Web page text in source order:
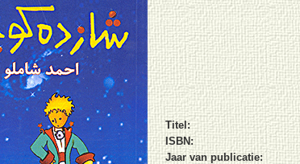
Titel:
ISBN:
Jaar van publicatie: